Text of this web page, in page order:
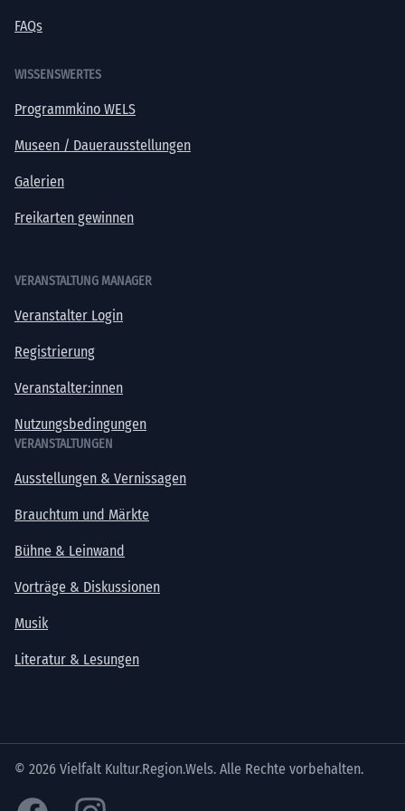
FAQs
WISSENSWERTES
Programmkino WELS
Museen / Dauerausstellungen
Galerien
Freikarten gewinnen
VERANSTALTUNG MANAGER
Veranstalter Login
Registrierung
Veranstalter:innen
Nutzungsbedingungen
VERANSTALTUNGEN
Ausstellungen & Vernissagen
Brauchtum und Märkte
Bühne & Leinwand
Vorträge & Diskussionen
Musik
Literatur & Lesungen
© 2026 Vielfalt Kultur.Region.Wels. Alle Rechte vorbehalten.
Facebook Instagram